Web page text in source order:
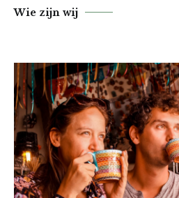
Wie zijn wij